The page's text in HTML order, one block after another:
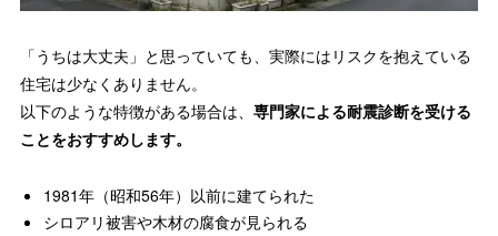
「うちは大丈夫」と思っていても、実際にはリスクを抱えている
住宅は少なくありません。
以下のような特徴がある場合は、 専門家による耐震診断を受ける
ことをおすすめします。
1981年（昭和56年）以前に建てられた
シロアリ被害や木材の腐食が見られる